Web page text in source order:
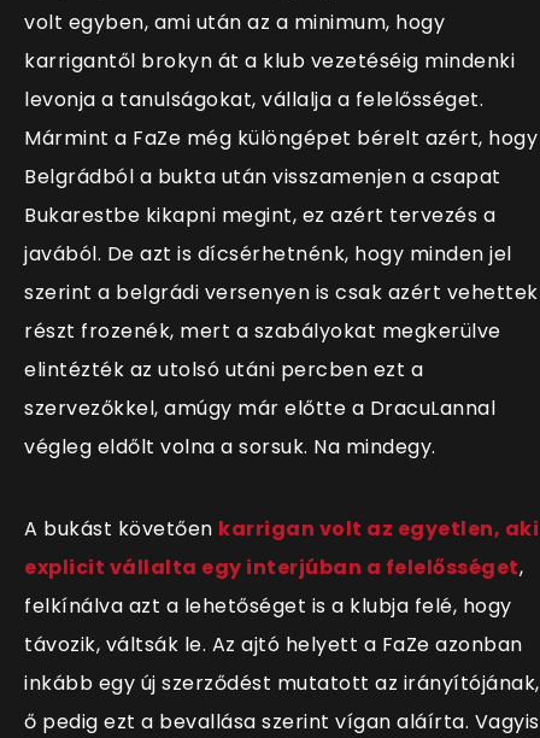
volt egyben, ami után az a minimum, hogy
karrigantől brokyn át a klub vezetéséig mindenki
levonja a tanulságokat, vállalja a felelősséget.
Mármint a FaZe még különgépet bérelt azért, hogy
Belgrádból a bukta után visszamenjen a csapat
Bukarestbe kikapni megint, ez azért tervezés a
javából. De azt is dícsérhetnénk, hogy minden jel
szerint a belgrádi versenyen is csak azért vehettek
részt frozenék, mert a szabályokat megkerülve
elintézték az utolsó utáni percben ezt a
szervezőkkel, amúgy már előtte a DracuLannal
végleg eldőlt volna a sorsuk. Na mindegy.
A bukást követően karrigan volt az egyetlen, aki
explicit vállalta egy interjúban a felelősséget,
felkínálva azt a lehetőséget is a klubja felé, hogy
távozik, váltsák le. Az ajtó helyett a FaZe azonban
inkább egy új szerződést mutatott az irányítójának,
ő pedig ezt a bevallása szerint vígan aláírta. Vagyis